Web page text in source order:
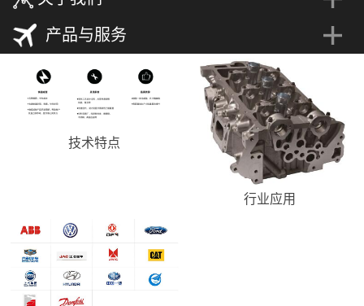
产品与服务
技术特点
行业应用